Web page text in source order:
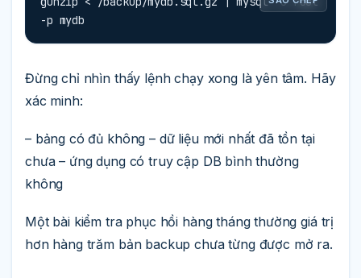
-p mydb
Đừng chỉ nhìn thấy lệnh chạy xong là yên tâm. Hãy
xác minh:
– bảng có đủ không – dữ liệu mới nhất đã tồn tại
chưa – ứng dụng có truy cập DB bình thường
không
Một bài kiểm tra phục hồi hàng tháng thường giá trị
hơn hàng trăm bản backup chưa từng được mở ra.